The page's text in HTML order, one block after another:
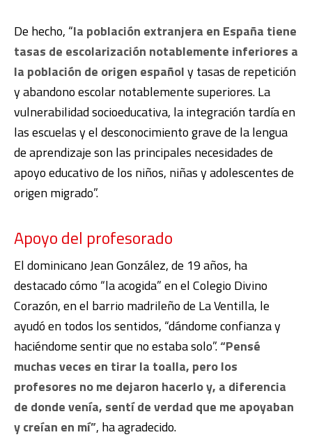
De hecho, “la población extranjera en España tiene
tasas de escolarización notablemente inferiores a
la población de origen españoly tasas de repetición
y abandono escolar notablemente superiores. La
vulnerabilidad socioeducativa, la integración tardía en
las escuelas y el desconocimiento grave de la lengua
de aprendizaje son las principales necesidades de
apoyo educativo de los niños, niñas y adolescentes de
origen migrado”.
Apoyo del profesorado
El dominicano Jean González, de 19 años, ha
destacado cómo “la acogida” en el Colegio Divino
Corazón, en el barrio madrileño de La Ventilla, le
ayudó en todos los sentidos, “dándome confianza y
haciéndome sentir que no estaba solo”.“Pensé
muchas veces en tirar la toalla, pero los
profesores no me dejaron hacerlo y, a diferencia
de donde venía, sentí de verdad que me apoyaban
y creían en mí”, ha agradecido.